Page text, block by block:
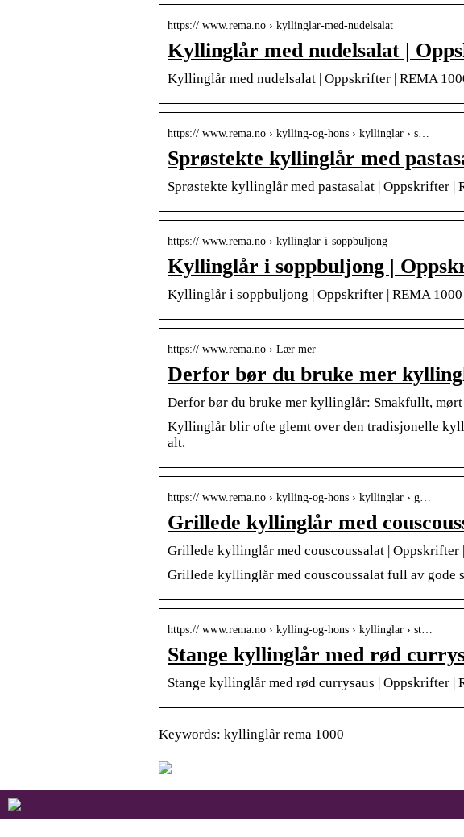
https:// www.rema.no › kyllinglar-med-nudelsalat
Kyllinglår med nudelsalat |
Kyllinglår med nudelsalat | Oppskrifter | REMA
https:// www.rema.no › kylling-og-hons › kyllinglar › s…
Sprøstekte kyllinglår med
Sprøstekte kyllinglår med pastasalat | Oppskrifter |
https:// www.rema.no › kyllinglar-i-soppbuljong
Kyllinglår i soppbuljong |
Kyllinglår i soppbuljong | Oppskrifter | REMA 1000
https:// www.rema.no › Lær mer
Derfor bør du bruke mer
Derfor bør du bruke mer kyllinglår: Smakfullt, mørt
Kyllinglår blir ofte glemt over den tradisjonelle
alt.
https:// www.rema.no › kylling-og-hons › kyllinglar › g…
Grillede kyllinglår med
Grillede kyllinglår med couscoussalat | Oppskrifter
Grillede kyllinglår med couscoussalat full av gode
https:// www.rema.no › kylling-og-hons › kyllinglar › st…
Stange kyllinglår med rød
Stange kyllinglår med rød currysaus | Oppskrifter |
Keywords: kyllinglår rema 1000